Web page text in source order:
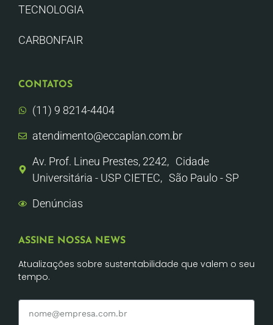
TECNOLOGIA
CARBONFAIR
CONTATOS
(11) 9 8214-4404
atendimento@eccaplan.com.br
Av. Prof. Lineu Prestes, 2242, Cidade
Universitária - USP CIETEC, São Paulo - SP
Denúncias
ASSINE NOSSA NEWS
Atualizações sobre sustentabilidade que valem o seu
tempo.